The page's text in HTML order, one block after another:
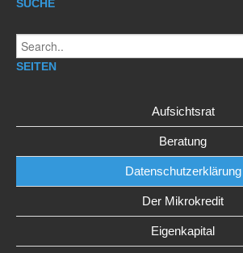
SUCHE
SEITEN
Aufsichtsrat
Beratung
Datenschutzerklärung
Der Mikrokredit
Eigenkapital